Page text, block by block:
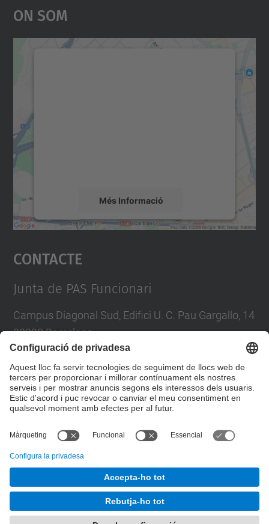
On Som
Més Informació
Accepta
powered by
Contacte
Junta de PAS Funcionari
Campus Diagonal Sud, Edifici U. C. Pau Gargallo, 14
08028 Barcelona
E-mail :junta.pasf@upc.edu
Formulari de contacte
Junta PAS Funcionari
Desenvolupat amb